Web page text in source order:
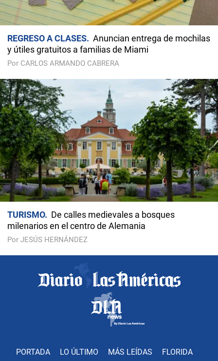
REGRESO A CLASES
Anuncian entrega de mochilas
y útiles gratuitos a familias de Miami
Por CARLOS ARMANDO CABRERA
TURISMO
De calles medievales a bosques
milenarios en el centro de Alemania
Por JESÚS HERNÁNDEZ
PORTADA LO ÚLTIMO MÁS LEÍDAS FLORIDA